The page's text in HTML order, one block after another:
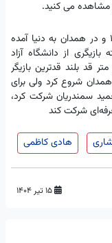
می کنید.
بهرام افشاری متولد ۱۳۶۶/۳/۶ و در همدان به دنیا آمده
از دانشگاه آزاد
بهرام افشاری با ۱۹۸ سانتی متر قد بلند قدترین بازیگر
شروع کرد ولی برای
سمندریان شرکت کرد،
هادی کاظمی